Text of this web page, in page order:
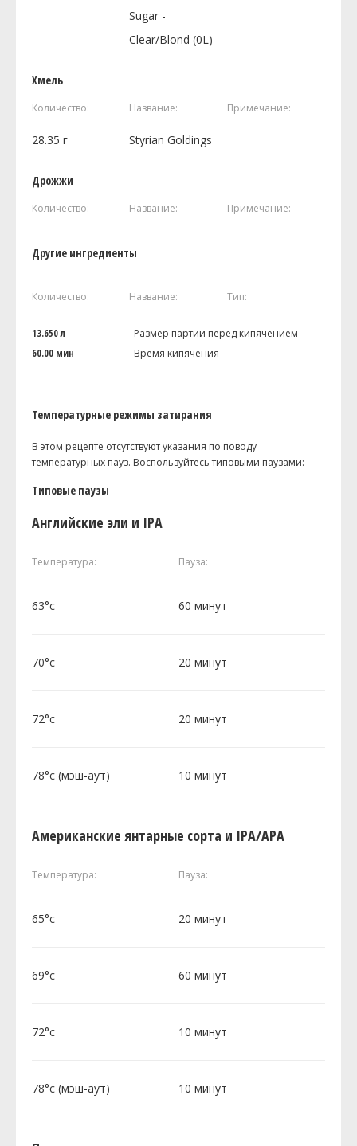
Sugar -
Clear/Blond (0L)
Хмель
Количество: Название: Примечание:
28.35 г Styrian Goldings
Дрожжи
Количество: Название: Примечание:
Другие ингредиенты
Количество: Название: Тип:
13.650 л
Размер партии перед кипячением
60.00 мин
Время кипячения
Температурные режимы затирания
В этом рецепте отсутствуют указания по поводу
температурных пауз. Воспользуйтесь типовыми паузами:
Типовые паузы
Английские эли и IPA
Температура: Пауза:
63°c 60 минут
70°c 20 минут
72°c 20 минут
78°c (мэш-аут) 10 минут
Американские янтарные сорта и IPA/APA
Температура: Пауза:
65°c 20 минут
69°c 60 минут
72°c 10 минут
78°c (мэш-аут) 10 минут